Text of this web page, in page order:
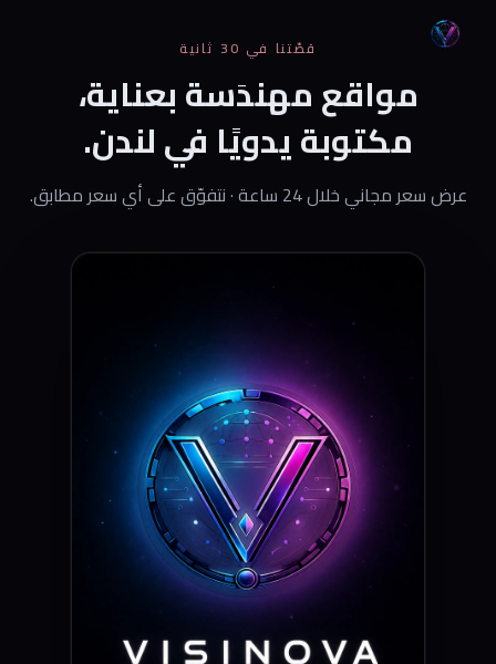
ابدأ مشروعك
شاهد أعمالنا
قصّتنا في 30 ثانية
مواقع مهندَسة بعناية،
مكتوبة يدويًا في لندن.
عرض سعر مجاني خلال 24 ساعة · نتفوّق على أي سعر مطابق.